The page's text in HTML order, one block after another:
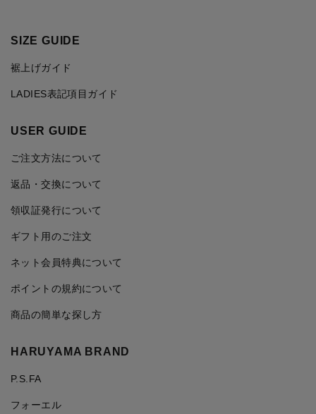
SIZE GUIDE
裾上げガイド
LADIES表記項目ガイド
USER GUIDE
ご注文方法について
返品・交換について
領収証発行について
ギフト用のご注文
ネット会員特典について
ポイントの規約について
商品の簡単な探し方
HARUYAMA BRAND
P.S.FA
フォーエル